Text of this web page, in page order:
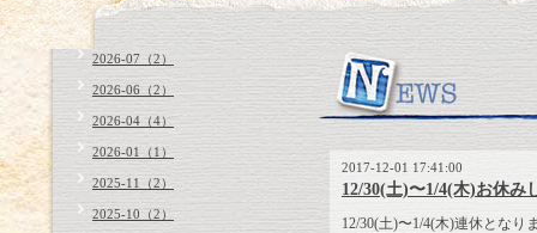
2017-12-01 17:41:00
12/30(土)〜1/4(木)お休み
12/30(土)〜1/4(木)連休となり
2026-07（2）
2026-06（2）
2026-04（4）
2026-01（1）
2025-11（2）
2025-10（2）